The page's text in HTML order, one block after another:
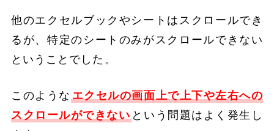
他のエクセルブックやシートはスクロールでき
るが、特定のシートのみがスクロールできない
ということでした。
このような エクセルの画面上で上下や左右への
スクロールができない という問題はよく発生し